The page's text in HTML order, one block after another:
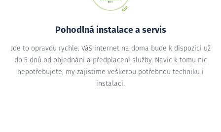
Pohodlná instalace a servis
Jde to opravdu rychle. Váš internet na doma bude k dispozici už
do 5 dnů od objednání a předplacení služby. Navíc k tomu nic
nepotřebujete, my zajistíme veškerou potřebnou techniku i
instalaci.